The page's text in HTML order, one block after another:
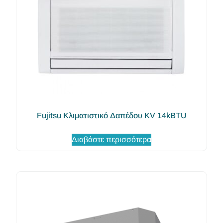
Fujitsu Κλιματιστικό Δαπέδου KV 14kBTU
Διαβάστε περισσότερα